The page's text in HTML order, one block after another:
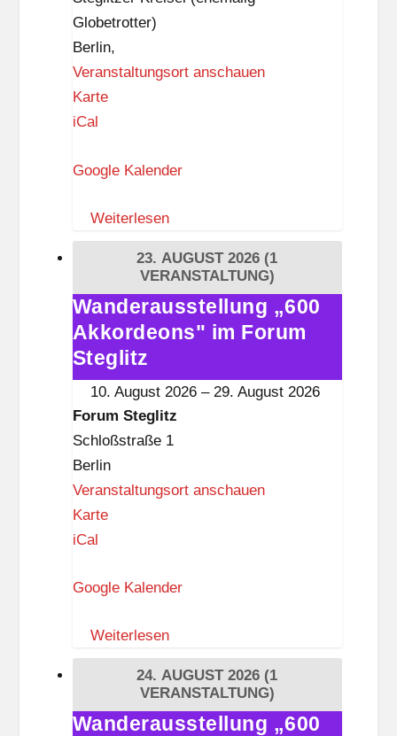
z
Globetrotter)
Berlin,
Veranstaltungsort anschauen
KarteZ
–
e
i
i
t
k
n
a
p
p
iCal
Google Kalender
Weiterlesen
23. AUGUST 2026 (1
VERANSTALTUNG)
Wanderausstellung
„600
Akkordeons"
im
Wanderausstellung „600
Akkordeons" im Forum
Steglitz
10. August 2026 – 29. August 2026
Forum Steglitz
Schloßstraße 1
Berlin
Veranstaltungsort anschauen
KarteF
u
S
t
g
iCal
Google Kalender
Weiterlesen
24. AUGUST 2026 (1
VERANSTALTUNG)
Wanderausstellung
Wanderausstellung „600